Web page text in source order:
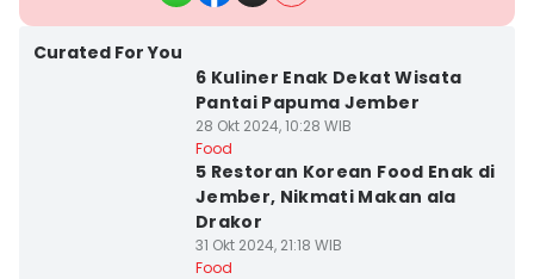
Curated For You
6 Kuliner Enak Dekat Wisata
Pantai Papuma Jember
28 Okt 2024, 10:28 WIB
Food
5 Restoran Korean Food Enak di
Jember, Nikmati Makan ala
Drakor
31 Okt 2024, 21:18 WIB
Food